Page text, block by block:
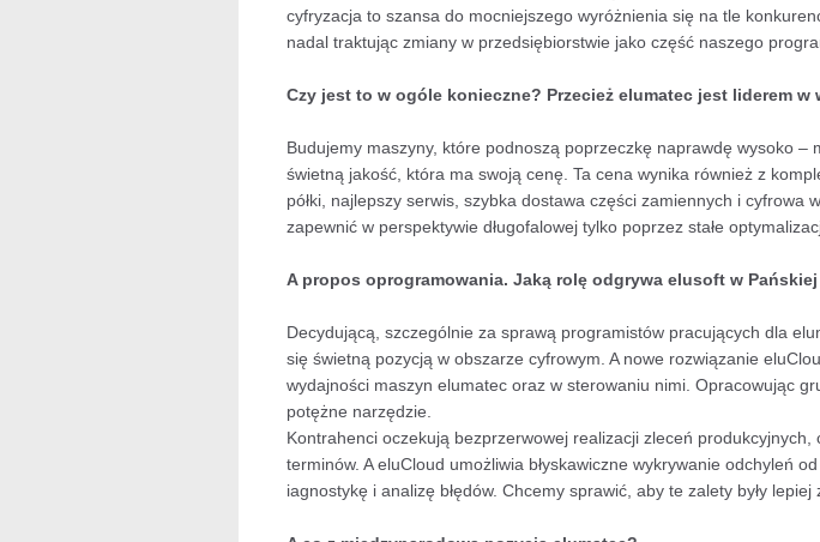
cyfryzacja to szansa do mocniejszego wyróżnienia się na tle
nadal traktując zmiany w przedsiębiorstwie jako część naszego
Czy jest to w ogóle konieczne? Przecież elumatec jest liderem w
Budujemy maszyny, które podnoszą poprzeczkę naprawdę wysoko
świetną jakość, która ma swoją cenę. Ta cena wynika również z
półki, najlepszy serwis, szybka dostawa części zamiennych i
zapewnić w perspektywie długofalowej tylko poprzez stałe
A propos oprogramowania. Jaką rolę odgrywa elusoft w
Decydującą, szczególnie za sprawą programistów pracujących dla
się świetną pozycją w obszarze cyfrowym. A nowe rozwiązanie
wydajności maszyn elumatec oraz w sterowaniu nimi. Opracowując
potężne narzędzie.
Kontrahenci oczekują bezprzerwowej realizacji zleceń
terminów. A eluCloud umożliwia błyskawiczne wykrywanie odchyleń
iagnostykę i analizę błędów. Chcemy sprawić, aby te zalety były lepiej